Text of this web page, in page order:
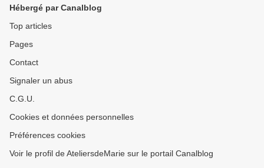
Hébergé par Canalblog
Top articles
Pages
Contact
Signaler un abus
C.G.U.
Cookies et données personnelles
Préférences cookies
Voir le profil de AteliersdeMarie sur le portail Canalblog